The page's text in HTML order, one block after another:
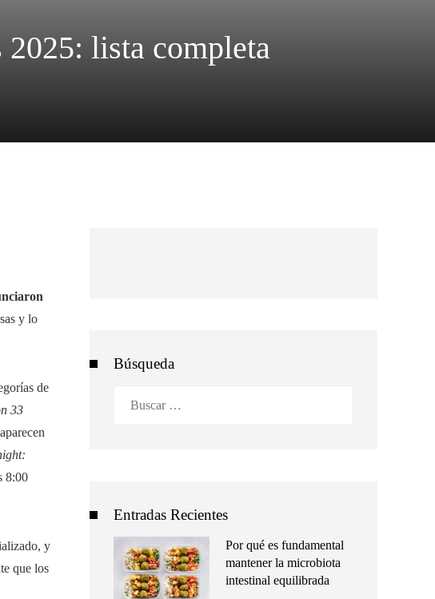
2025: lista completa
y lo
de
33
8:00
y
que los
Búsqueda
Entradas Recientes
Por qué es fundamental
mantener la microbiota
intestinal equilibrada